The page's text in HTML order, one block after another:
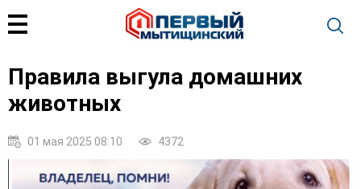
Правила выгула домашних
животных
01 мая 2025 08:10 4372